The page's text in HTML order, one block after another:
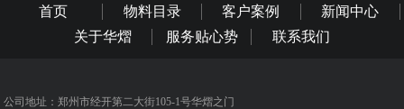
首页 物料目录 客户案例
新闻中心
关于华熠
服务贴心势 联系我们
公司地址：郑州市经开第二大街105-1号华熠之门